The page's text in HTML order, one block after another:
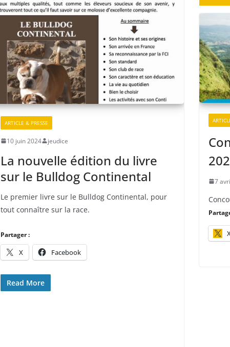
ARTICLE & PRESSE
10 juin 2024 jeudice
La nouvelle édition du livre
sur le Bulldog Continental
Le premier livre sur le Bulldog Continental, pour
tout connaître sur la race.
Partager :
X Facebook
Read More
7